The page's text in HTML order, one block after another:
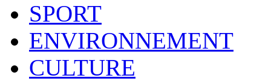
SPORT
ENVIRONNEMENT
CULTURE